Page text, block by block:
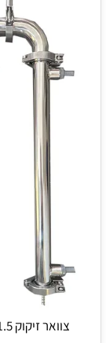
צוואר זיקוק 1.5 אינטש